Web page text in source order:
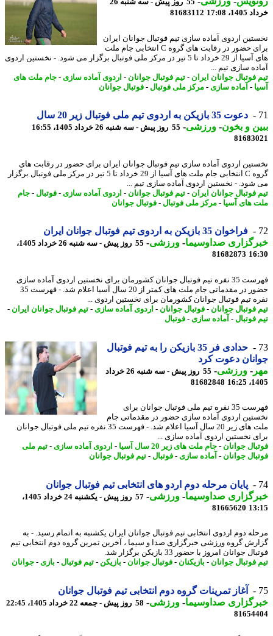
55 روز پیش - سه شنبه 26
17:08
81683112
اردوی آماده سازی تیم فوتبال جوانان ایران
برای حضور در رقابت های گروه C انتخابی جام ملت
های آسیا از 29 خرداد تا 5 تیر در مرکز ملی فوتبال برگزار می شود. - نخستین اردوی
سازی تیم ...
فوتبال جوانان ایران - تیم فوتبال جوانان-اردوی آماده سازی- جام ملت های
-آماده سازی- مرکز ملی فوتبال-فوتبال جوانان
دعوت 35 بازیکن به اردوی تیم ملی فوتبال زیر 20 سال
و بخون-ورزشی-55 روز پیش - سه شنبه 26 خرداد 1405، 16:55
اردوی آماده سازی تیم فوتبال جوانان ایران برای حضور در رقابت های
گروه C انتخابی جام ملت های آسیا از 29 خرداد تا 5 تیر در مرکز ملی فوتبال برگزار
- نخستین اردوی آماده سازی تیم ...
فوتبال جوانان ایران - تیم فوتبال جوانان-اردوی آماده سازی- فوتبال-جام
های آسیا -مرکز ملی فوتبال-فوتبال جوانان
فراخوان 35 بازیکن به اردوی تیم فوتبال جوانان ایران
صداوسیما-ورزشی-
55 روز پیش - سه شنبه 26 خرداد 1405،
81682873
فهرست 35 نفره تیم فوتبال جوانان کشورمان برای نخستین اردوی آماده سازی
حضور در مقدماتی جام ملت های کمتر از 20 سال آسیا اعلام شد. - فهرست 35
تیم فوتبال جوانان کشورمان برای نخستین اردوی ...
فوتبال جوانان-فوتبال جوانان-اردوی آماده سازی- تیم فوتبال جوانان ایران -
فوتبال-آماده سازی- فوتبال
حدادی فر 35 بازیکن را به تیم فوتبال
دعوت کرد
-ورزشی-
55 روز پیش - سه شنبه 26 خرداد
81682848
فهرست 35 نفره تیم ملی فوتبال جوانان برای
اردوی آماده سازی حضور در مقدماتی جام
ملت های زیر 20 سال آسیا اعلام شد. - فهرست 35 نفره تیم ملی فوتبال جوانان
نخستین اردوی آماده سازی ...
جوانان-جام ملت های زیر 20 سال آسیا -اردوی آماده سازی- تیم ملی
جوانان-آماده سازی- فوتبال-تیم فوتبال جوانان
پایان مرحله دوم اردو های انتخابی تیم فوتبال جوانان
صداوسیما-ورزشی-
57 روز پیش - یکشنبه 24 خرداد 1405،
81665620
دوم اردوی انتخابی تیم فوتبال جوانان ایران یکشنبه به اتمام رسید. - به
گروه ورزشی خبرگزاری صدا و سیما ، آخرین تمرین گروه دوم انتخابی تیم
جوانان امروز با حضور 33 بازیکن برگزار شد.
فوتبال جوانان-بازیکنان-فوتبال جوانان-بازیکن -تیم فوتبال-بازی - جوانان
آغاز تمرینات گروه دوم انتخابی تیم فوتبال جوانان
صداوسیما-ورزشی-58 روز پیش - جمعه 22 خرداد 1405، 22:45